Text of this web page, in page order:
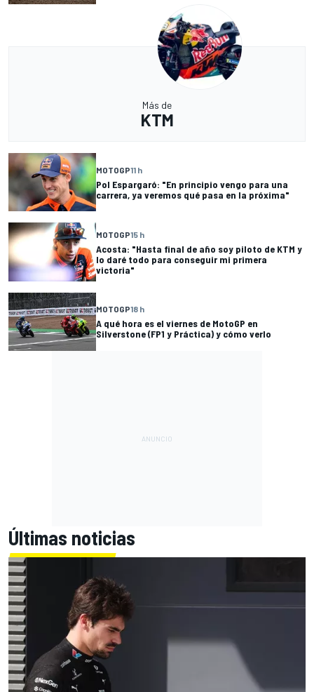
Más de
KTM
MOTOGP11 h
Pol Espargaró: "En principio vengo para una
carrera, ya veremos qué pasa en la próxima"
MOTOGP15 h
Acosta: "Hasta final de año soy piloto de KTM y
lo daré todo para conseguir mi primera
victoria"
MOTOGP18 h
A qué hora es el viernes de MotoGP en
Silverstone (FP1 y Práctica) y cómo verlo
Últimas noticias